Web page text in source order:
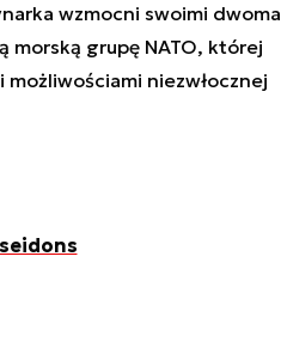
wzmocni swoimi dwoma
morską grupę NATO, której
niezwłocznej